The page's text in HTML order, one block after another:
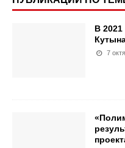
В 2021
7